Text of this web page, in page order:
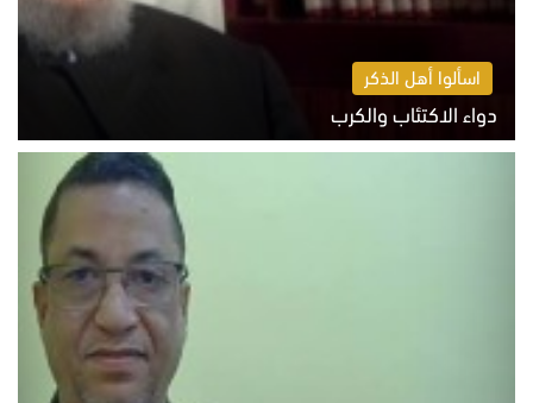
اسألوا أهل الذكر
دواء الاكتئاب والكرب
السبت 8 أغسطس 2026 10:54 ص